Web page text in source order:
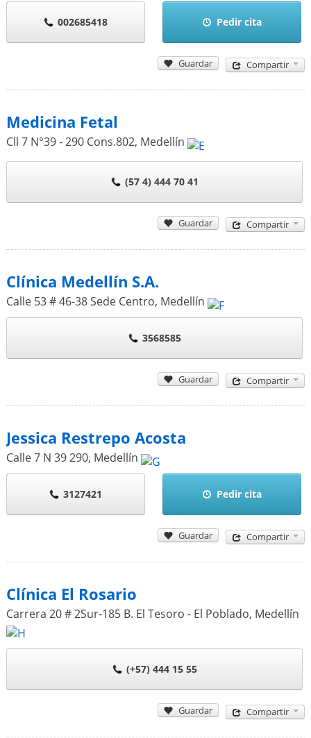
002685418 Pedir cita
Guardar Compartir
Medicina Fetal
Cll 7 N°39 - 290 Cons.802, Medellín
(57 4) 444 70 41
Guardar Compartir
Clínica Medellín S.A.
Calle 53 # 46-38 Sede Centro, Medellín
3568585
Guardar Compartir
Jessica Restrepo Acosta
Calle 7 N 39 290, Medellín
3127421 Pedir cita
Guardar Compartir
Clínica El Rosario
Carrera 20 # 2Sur-185 B. El Tesoro - El Poblado, Medellín
(+57) 444 15 55
Guardar Compartir